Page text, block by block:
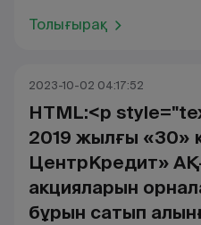
Толығырақ
2023-10-02 04:17:52
HTML:<p
2019 жылғы «30»
ЦентрКредит»
акцияларын
бұрын сатып